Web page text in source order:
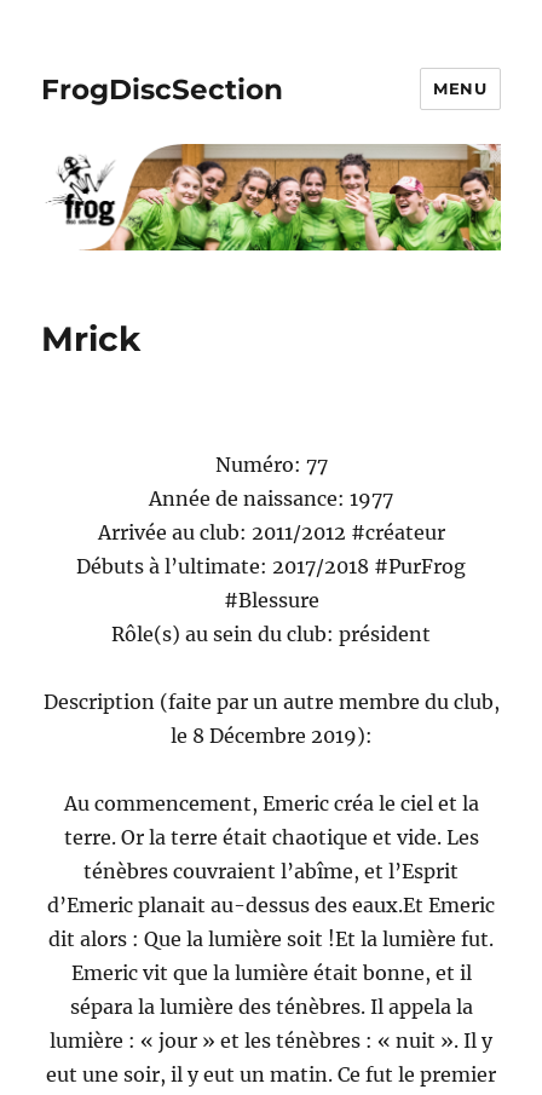
FrogDiscSection MENU
Mrick
Numéro: 77
Année de naissance: 1977
Arrivée au club: 2011/2012 #créateur
Débuts à l’ultimate: 2017/2018 #PurFrog
#Blessure
Rôle(s) au sein du club: président
Description (faite par un autre membre du club,
le 8 Décembre 2019):
Au commencement, Emeric créa le ciel et la
terre. Or la terre était chaotique et vide. Les
ténèbres couvraient l’abîme, et l’Esprit
d’Emeric planait au-dessus des eaux.Et Emeric
dit alors : Que la lumière soit !Et la lumière fut.
Emeric vit que la lumière était bonne, et il
sépara la lumière des ténèbres. Il appela la
lumière : « jour » et les ténèbres : « nuit ». Il y
eut une soir, il y eut un matin. Ce fut le premier